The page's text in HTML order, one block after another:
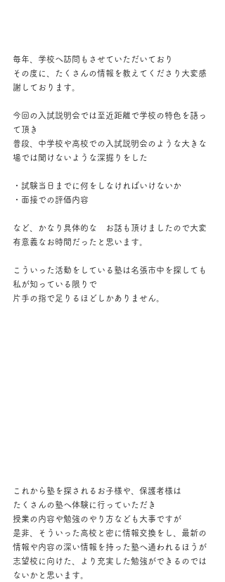
毎年、学校へ訪問もさせていただいており
その度に、たくさんの情報を教えてくださり大変感
謝しております。
今回の入試説明会では至近距離で学校の特色を語っ
て頂き
普段、中学校や高校での入試説明会のような大きな
場では聞けないような深掘りをした
・試験当日までに何をしなければいけないか
・面接での評価内容
など、かなり具体的な　お話も頂けましたので大変
有意義なお時間だったと思います。
こういった活動をしている塾は名張市中を探しても
私が知っている限りで
片手の指で足りるほどしかありません。
これから塾を探されるお子様や、保護者様は
たくさんの塾へ体験に行っていただき
授業の内容や勉強のやり方なども大事ですが
是非、そういった高校と密に情報交換をし、最新の
情報や内容の深い情報を持った塾へ通われるほうが
志望校に向けた、より充実した勉強ができるのでは
ないかと思います。